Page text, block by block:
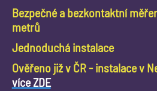
Bezpečné a bezkontaktní
metrů
Jednoduchá instalace
Ověřeno již v ČR - instalace v
více ZDE